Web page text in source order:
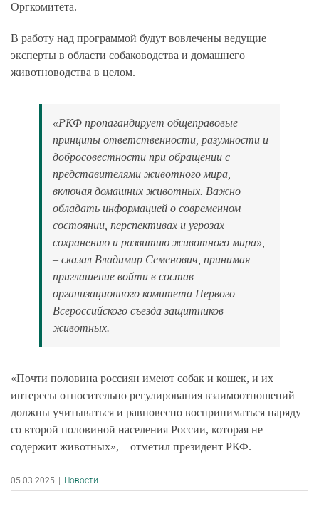
Оргкомитета.
В работу над программой будут вовлечены ведущие
эксперты в области собаководства и домашнего
животноводства в целом.
«РКФ пропагандирует общеправовые
принципы ответственности, разумности и
добросовестности при обращении с
представителями животного мира,
включая домашних животных. Важно
обладать информацией о современном
состоянии, перспективах и угрозах
сохранению и развитию животного мира»,
– сказал Владимир Семенович, принимая
приглашение войти в состав
организационного комитета Первого
Всероссийского съезда защитников
животных.
«Почти половина россиян имеют собак и кошек, и их
интересы относительно регулирования взаимоотношений
должны учитываться и равновесно восприниматься наряду
со второй половиной населения России, которая не
содержит животных», – отметил президент РКФ.
05.03.2025 Новости